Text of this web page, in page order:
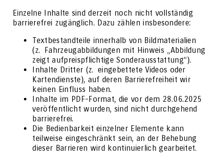
Einzelne Inhalte sind derzeit noch nicht vollständig
barrierefrei zugänglich. Dazu zählen insbesondere:
Textbestandteile innerhalb von Bildmaterialien
(z. Fahrzeugabbildungen mit Hinweis „Abbildung
zeigt aufpreispflichtige Sonderausstattung“).
Inhalte Dritter (z. eingebettete Videos oder
Kartendienste), auf deren Barrierefreiheit wir
keinen Einfluss haben.
Inhalte im PDF-Format, die vor dem 28.06.2025
veröffentlicht wurden, sind nicht durchgehend
barrierefrei.
Die Bedienbarkeit einzelner Elemente kann
teilweise eingeschränkt sein, an der Behebung
dieser Barrieren wird kontinuierlich gearbeitet.